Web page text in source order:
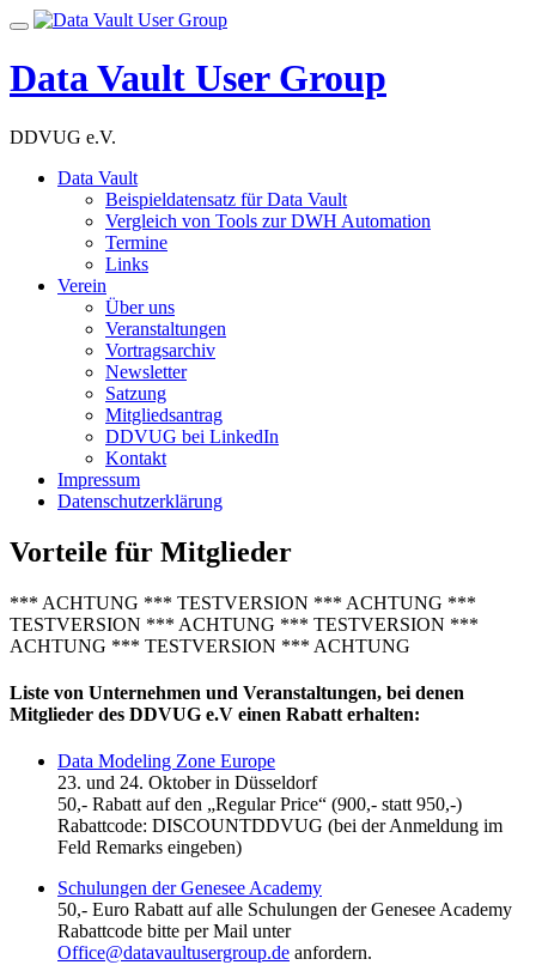
Skip
content
Toggle
Data Vault User Group
DDVUG e.V.
Data Vault
Beispieldatensatz für Data Vault
Vergleich von Tools zur DWH Automation
Termine
Links
Verein
Über uns
Veranstaltungen
Vortragsarchiv
Newsletter
Satzung
Mitgliedsantrag
DDVUG bei LinkedIn
Kontakt
Impressum
Datenschutzerklärung
Vorteile für Mitglieder
*** ACHTUNG *** TESTVERSION *** ACHTUNG ***
TESTVERSION *** ACHTUNG *** TESTVERSION ***
ACHTUNG *** TESTVERSION *** ACHTUNG
Liste von Unternehmen und Veranstaltungen, bei denen
Mitglieder des DDVUG e.V einen Rabatt erhalten:
Data Modeling Zone Europe
23. und 24. Oktober in Düsseldorf
50,- Rabatt auf den „Regular Price“ (900,- statt 950,-)
Rabattcode: DISCOUNTDDVUG (bei der Anmeldung im
Feld Remarks eingeben)
Schulungen der Genesee Academy
50,- Euro Rabatt auf alle Schulungen der Genesee Academy
Rabattcode bitte per Mail unter
Office@datavaultusergroup.de anfordern.